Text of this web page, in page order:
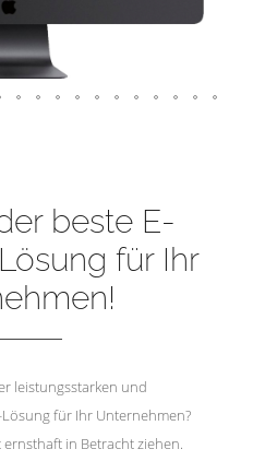
beste E-
für Ihr
leistungsstarken und
für Ihr Unternehmen?
in Betracht ziehen.